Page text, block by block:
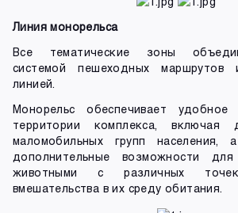
Линия монорельса
Все тематические зоны
системой пешеходных маршрутов
линией.
Монорельс обеспечивает
территории комплекса, включая
маломобильных групп населения,
дополнительные возможности
животными с различных
вмешательства в их среду обитания.